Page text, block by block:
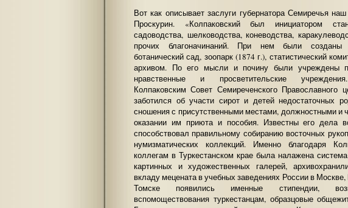
Вот как описывает заслуги губернатора Семиречья
Проскурин. «Колпаковский был инициатором
садоводства, шелководства, коневодства,
прочих благоначинаний. При нем были созданы
ботанический сад, зоопарк (1874 г.), статистический
архивом. По его мысли и почину были учреждены
нравственные и просветительские
Колпаковским Совет Семиреченского Православного
заботился об участи сирот и детей недостаточных
сношения с присутственными местами, должностными и
оказании им приюта и пособия. Известны его дела
способствовал правильному собиранию восточных
нумизматических коллекций. Именно благодаря
коллегам в Туркестанском крае была налажена
картинных и художественных галерей,
вкладу мецената в учебных заведениях России в Москве,
Томске появились именные стипендии,
вспомоществования туркестанцам, образцовые